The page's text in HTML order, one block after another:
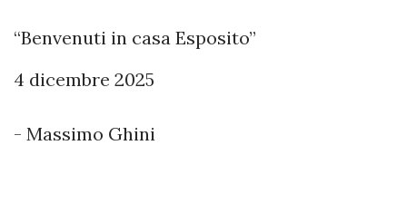
“Benvenuti in casa Esposito”
4 dicembre 2025
- Massimo Ghini